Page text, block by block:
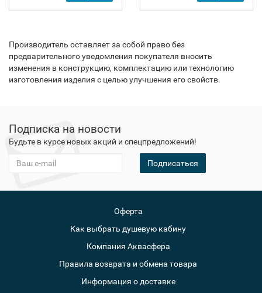
Производитель оставляет за собой право без
предварительного уведомления покупателя вносить
изменения в конструкцию, комплектацию или технологию
изготовления изделия с целью улучшения его свойств.
Подписка на новости
Будьте в курсе новых акций и спецпредложений!
Подписаться
Оферта
Как выбрать душевую кабину
Компания Аквасфера
Правила возврата и обмена товара
Информация о доставке